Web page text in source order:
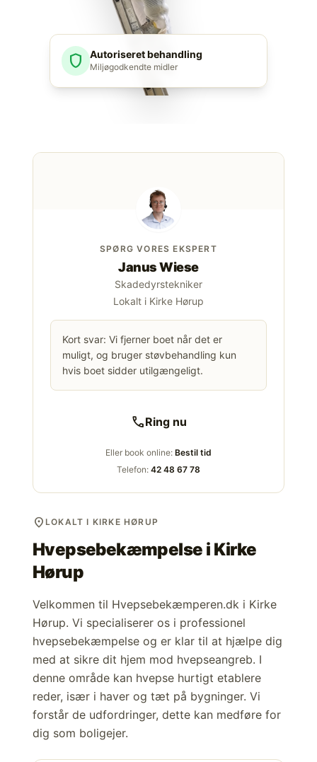
shield Autoriseret behandling
Miljøgodkendte midler
SPØRG VORES EKSPERT
Janus Wiese
Skadedyrstekniker
Lokalt i Kirke Hørup
Kort svar: Vi fjerner boet når det er
muligt, og bruger støvbehandling kun
hvis boet sidder utilgængeligt.
callRing nu
Eller book online: Bestil tid
Telefon: 42 48 67 78
location_on LOKALT I KIRKE HØRUP
Hvepsebekæmpelse i Kirke
Hørup
Velkommen til Hvepsebekæmperen.dk i Kirke
Hørup. Vi specialiserer os i professionel
hvepsebekæmpelse og er klar til at hjælpe dig
med at sikre dit hjem mod hvepseangreb. I
denne område kan hvepse hurtigt etablere
reder, især i haver og tæt på bygninger. Vi
forstår de udfordringer, dette kan medføre for
dig som boligejer.